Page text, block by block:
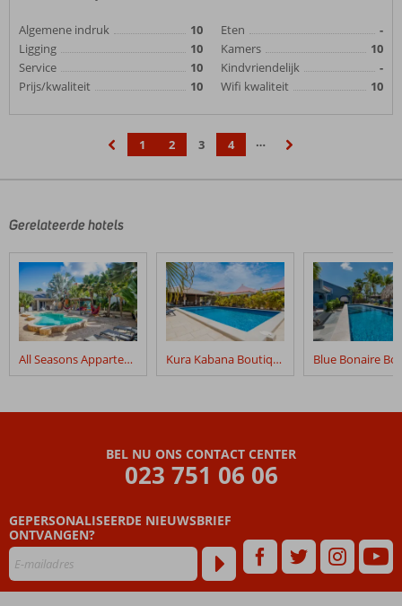
Algemene indruk
10
Ligging
10
Service
10
Prijs/kwaliteit
10
Eten
-
Kamers
10
Kindvriendelijk
-
Wifi kwaliteit
10
1 2 3 4
…
Gerelateerde hotels
All Seasons Appartementen Kura Kabana Boutique Resort
BEL NU ONS CONTACT CENTER
023 751 06 06
GEPERSONALISEERDE NIEUWSBRIEF
ONTVANGEN?